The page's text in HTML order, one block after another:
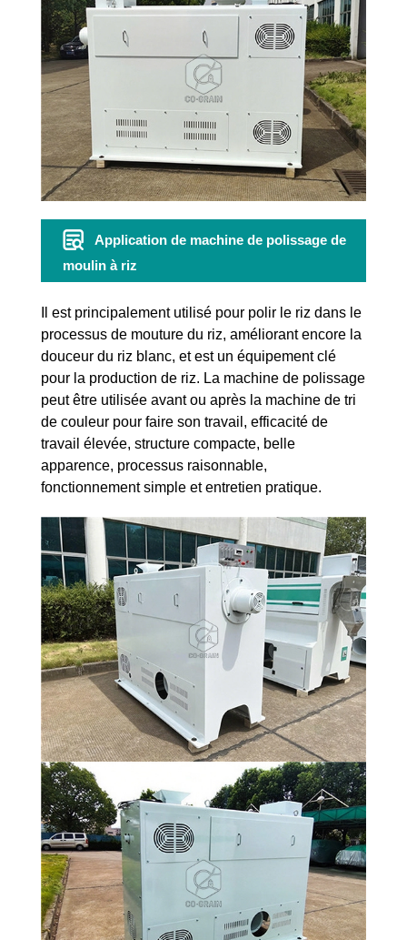
Application de machine de polissage de
moulin à riz
Il est principalement utilisé pour polir le riz dans le
processus de mouture du riz, améliorant encore la
douceur du riz blanc, et est un équipement clé
pour la production de riz. La machine de polissage
peut être utilisée avant ou après la machine de tri
de couleur pour faire son travail, efficacité de
travail élevée, structure compacte, belle
apparence, processus raisonnable,
fonctionnement simple et entretien pratique.